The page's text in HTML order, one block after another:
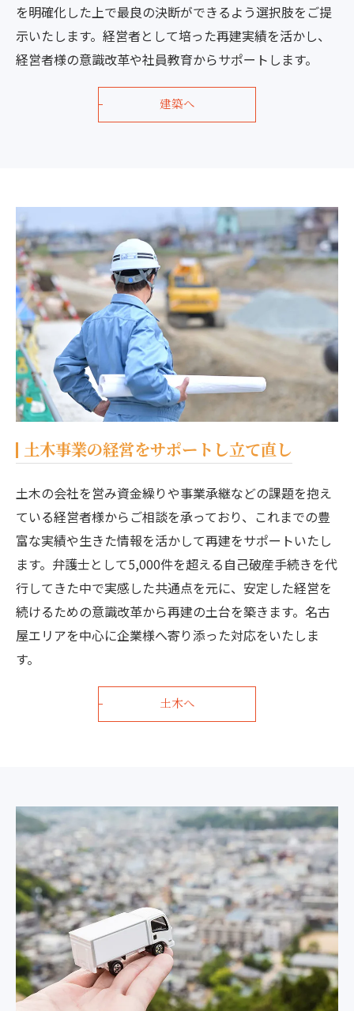
を明確化した上で最良の決断ができるよう選択肢をご提
示いたします。経営者として培った再建実績を活かし、
経営者様の意識改革や社員教育からサポートします。
建築へ
土木事業の経営をサポートし立て直し
土木の会社を営み資金繰りや事業承継などの課題を抱え
ている経営者様からご相談を承っており、これまでの豊
富な実績や生きた情報を活かして再建をサポートいたし
ます。弁護士として5,000件を超える自己破産手続きを代
行してきた中で実感した共通点を元に、安定した経営を
続けるための意識改革から再建の土台を築きます。名古
屋エリアを中心に企業様へ寄り添った対応をいたしま
す。
土木へ